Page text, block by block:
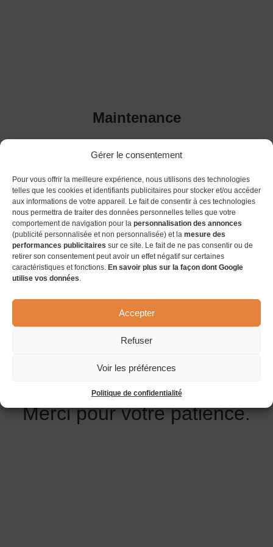
Gérer le consentement
Pour vous offrir la meilleure expérience, nous utilisons des technologies
telles que les cookies et identifiants publicitaires pour stocker et/ou accéder
aux informations de votre appareil. Le fait de consentir à ces technologies
nous permettra de traiter des données personnelles telles que votre
comportement de navigation pour la personnalisation des annonces
(publicité personnalisée et non personnalisée) et la mesure des
performances publicitaires sur ce site. Le fait de ne pas consentir ou de
retirer son consentement peut avoir un effet négatif sur certaines
caractéristiques et fonctions. En savoir plus sur la façon dont Google
utilise vos données.
Accepter
Refuser
Voir les préférences
Politique de confidentialité
Maintenance
Le site
process2wine fait
peau neuve
Nous mettons actuellement
reviendrons très bientôt.
Merci pour votre patience.